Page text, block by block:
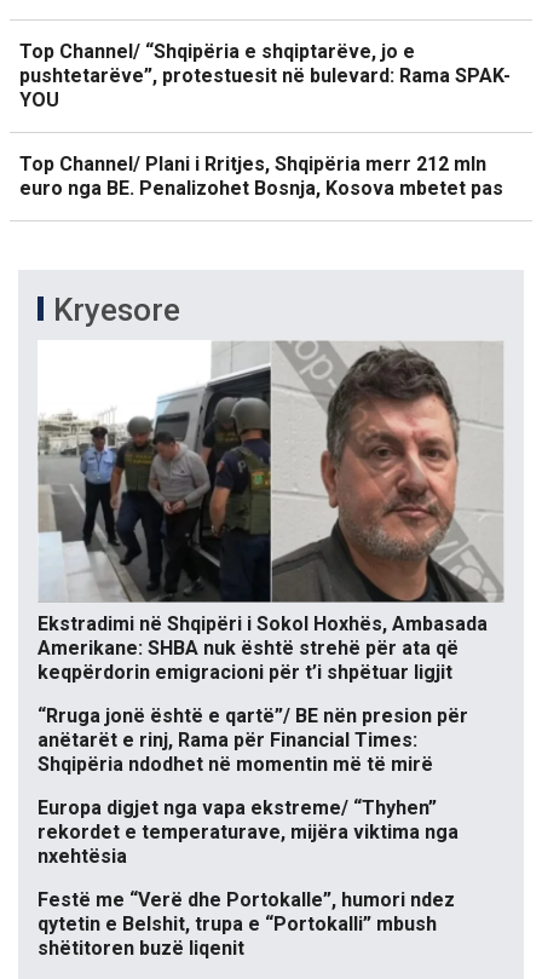
Top Channel/ “Shqipëria e shqiptarëve, jo e
pushtetarëve”, protestuesit në bulevard: Rama SPAK-
YOU
Top Channel/ Plani i Rritjes, Shqipëria merr 212 mln
euro nga BE. Penalizohet Bosnja, Kosova mbetet pas
Kryesore
Ekstradimi në Shqipëri i Sokol Hoxhës, Ambasada
Amerikane: SHBA nuk është strehë për ata që
keqpërdorin emigracioni për t’i shpëtuar ligjit
“Rruga jonë është e qartë”/ BE nën presion për
anëtarët e rinj, Rama për Financial Times:
Shqipëria ndodhet në momentin më të mirë
Europa digjet nga vapa ekstreme/ “Thyhen”
rekordet e temperaturave, mijëra viktima nga
nxehtësia
Festë me “Verë dhe Portokalle”, humori ndez
qytetin e Belshit, trupa e “Portokalli” mbush
shëtitoren buzë liqenit